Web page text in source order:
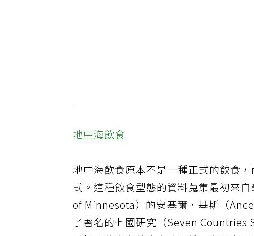
地中海飲食
地中海飲食原本不是一種正式的飲食
式。這種飲食型態的資料蒐集最初來
of Minnesota）的安塞爾．基斯（
了著名的七國研究（Seven Countries